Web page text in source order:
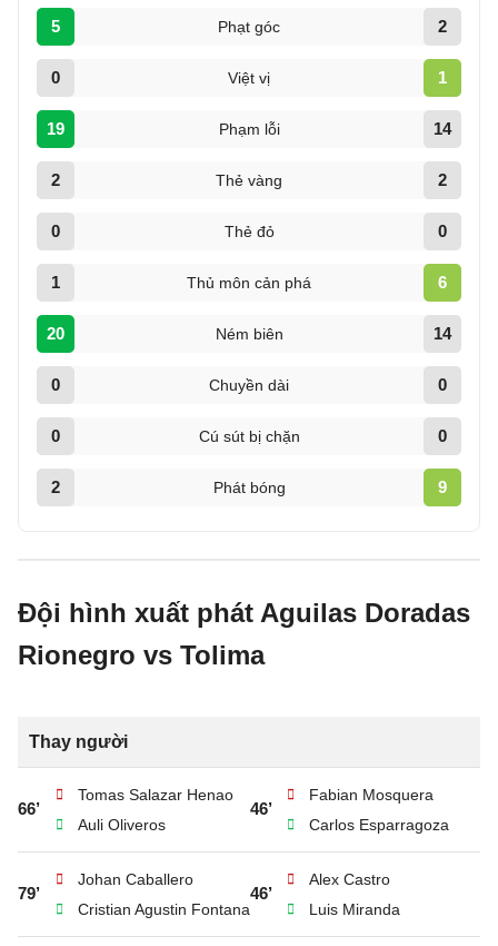
5 Phạt góc 2
0 Việt vị 1
19 Phạm lỗi 14
2 Thẻ vàng 2
0 Thẻ đỏ 0
1 Thủ môn cản phá 6
20 Ném biên 14
0 Chuyền dài 0
0 Cú sút bị chặn 0
2 Phát bóng 9
Đội hình xuất phát Aguilas Doradas
Rionegro vs Tolima
Thay người
66’
Tomas Salazar Henao
Auli Oliveros
46’
Fabian Mosquera
Carlos Esparragoza
79’
Johan Caballero
Cristian Agustin Fontana
46’
Alex Castro
Luis Miranda